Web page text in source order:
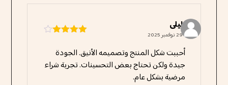
من 5
ليلى
29 نوفمبر 2025
أحببت شكل المنتج وتصميمه الأنيق. الجودة
جيدة ولكن تحتاج بعض التحسينات. تجربة شراء
مرضية بشكل عام.